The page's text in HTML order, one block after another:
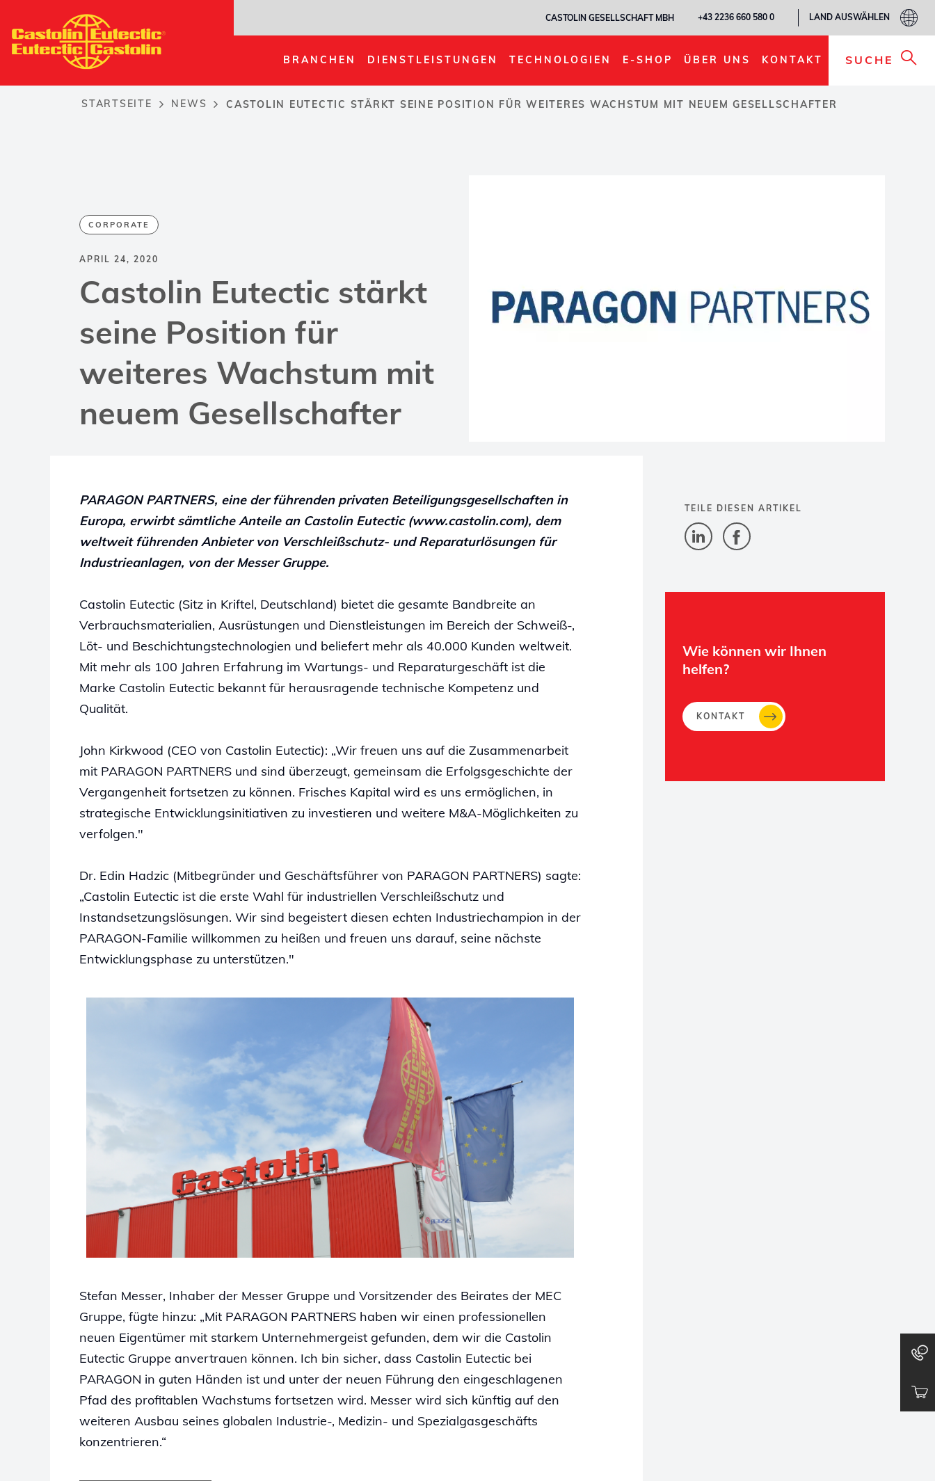
zum
Inhalt
CASTOLIN GESELLSCHAFT MBH +43 2236 660 580 0 LAND AUSWÄHLEN
BRANCHEN DIENSTLEISTUNGEN TECHNOLOGIEN E-SHOP ÜBER UNS KONTAKT SUCHE
STARTSEITE NEWS CASTOLIN EUTECTIC STÄRKT SEINE POSITION FÜR WEITERES WACHSTUM MIT NEUEM GESELLSCHAFTER
CORPORATE
APRIL 24, 2020
Castolin Eutectic stärkt
seine Position für
weiteres Wachstum mit
neuem Gesellschafter
PARAGON PARTNERS, eine der führenden privaten Beteiligungsgesellschaften in
Europa, erwirbt sämtliche Anteile an Castolin Eutectic (www.castolin.com), dem
weltweit führenden Anbieter von Verschleißschutz- und Reparaturlösungen für
Industrieanlagen, von der Messer Gruppe.
Castolin Eutectic (Sitz in Kriftel, Deutschland) bietet die gesamte Bandbreite an
Verbrauchsmaterialien, Ausrüstungen und Dienstleistungen im Bereich der Schweiß-,
Löt- und Beschichtungstechnologien und beliefert mehr als 40.000 Kunden weltweit.
Mit mehr als 100 Jahren Erfahrung im Wartungs- und Reparaturgeschäft ist die
Marke Castolin Eutectic bekannt für herausragende technische Kompetenz und
Qualität.
John Kirkwood (CEO von Castolin Eutectic): „Wir freuen uns auf die Zusammenarbeit
mit PARAGON PARTNERS und sind überzeugt, gemeinsam die Erfolgsgeschichte der
Vergangenheit fortsetzen zu können. Frisches Kapital wird es uns ermöglichen, in
strategische Entwicklungsinitiativen zu investieren und weitere M&A-Möglichkeiten zu
verfolgen."
Dr. Edin Hadzic (Mitbegründer und Geschäftsführer von PARAGON PARTNERS) sagte:
„Castolin Eutectic ist die erste Wahl für industriellen Verschleißschutz und
Instandsetzungslösungen. Wir sind begeistert diesen echten Industriechampion in der
PARAGON-Familie willkommen zu heißen und freuen uns darauf, seine nächste
Entwicklungsphase zu unterstützen."
Stefan Messer, Inhaber der Messer Gruppe und Vorsitzender des Beirates der MEC
Gruppe, fügte hinzu: „Mit PARAGON PARTNERS haben wir einen professionellen
neuen Eigentümer mit starkem Unternehmergeist gefunden, dem wir die Castolin
Eutectic Gruppe anvertrauen können. Ich bin sicher, dass Castolin Eutectic bei
PARAGON in guten Händen ist und unter der neuen Führung den eingeschlagenen
Pfad des profitablen Wachstums fortsetzen wird. Messer wird sich künftig auf den
weiteren Ausbau seines globalen Industrie-, Medizin- und Spezialgasgeschäfts
konzentrieren.“
TEILE DIESEN ARTIKEL
Wie können wir Ihnen
helfen?
KONTAKT